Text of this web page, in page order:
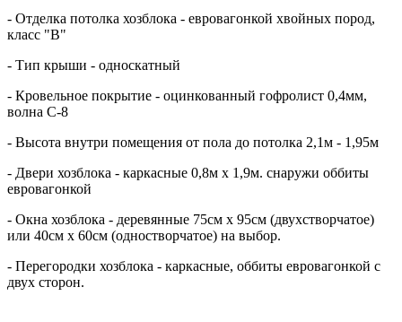
- Отделка потолка хозблока - евровагонкой хвойных пород,
класс "В"
- Тип крыши - односкатный
- Кровельное покрытие - оцинкованный гофролист 0,4мм,
волна С-8
- Высота внутри помещения от пола до потолка 2,1м - 1,95м
- Двери хозблока - каркасные 0,8м х 1,9м. снаружи оббиты
евровагонкой
- Окна хозблока - деревянные 75см х 95см (двухстворчатое)
или 40см х 60см (одностворчатое) на выбор.
- Перегородки хозблока - каркасные, оббиты евровагонкой с
двух сторон.